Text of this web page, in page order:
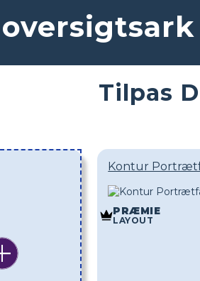
Tilpas
Kontur
PRÆMIE
LAYOUT